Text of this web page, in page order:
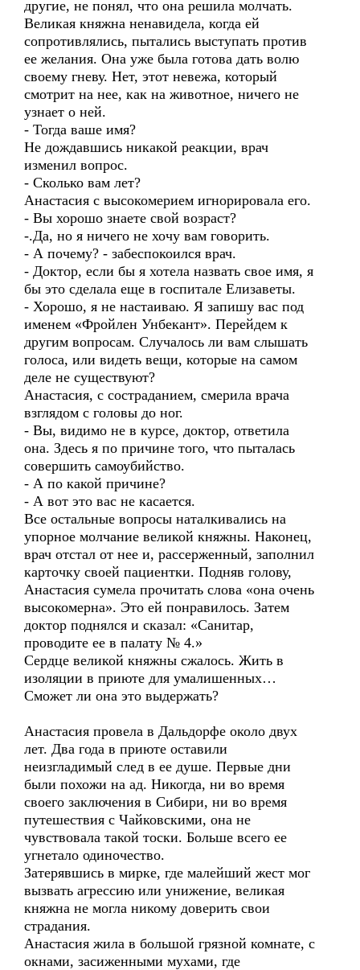
другие, не понял, что она решила молчать.
Великая княжна ненавидела, когда ей
сопротивлялись, пытались выступать против
ее желания. Она уже была готова дать волю
своему гневу. Нет, этот невежа, который
смотрит на нее, как на животное, ничего не
узнает о ней.
- Тогда ваше имя?
Не дождавшись никакой реакции, врач
изменил вопрос.
- Сколько вам лет?
Анастасия с высокомерием игнорировала его.
- Вы хорошо знаете свой возраст?
-.Да, но я ничего не хочу вам говорить.
- А почему? - забеспокоился врач.
- Доктор, если бы я хотела назвать свое имя, я
бы это сделала еще в госпитале Елизаветы.
- Хорошо, я не настаиваю. Я запишу вас под
именем «Фройлен Унбекант». Перейдем к
другим вопросам. Случалось ли вам слышать
голоса, или видеть вещи, которые на самом
деле не существуют?
Анастасия, с состраданием, смерила врача
взглядом с головы до ног.
- Вы, видимо не в курсе, доктор, ответила
она. Здесь я по причине того, что пыталась
совершить самоубийство.
- А по какой причине?
- А вот это вас не касается.
Все остальные вопросы наталкивались на
упорное молчание великой княжны. Наконец,
врач отстал от нее и, рассерженный, заполнил
карточку своей пациентки. Подняв голову,
Анастасия сумела прочитать слова «она очень
высокомерна». Это ей понравилось. Затем
доктор поднялся и сказал: «Санитар,
проводите ее в палату № 4.»
Сердце великой княжны сжалось. Жить в
изоляции в приюте для умалишенных…
Сможет ли она это выдержать?
Анастасия провела в Дальдорфе около двух
лет. Два года в приюте оставили
неизгладимый след в ее душе. Первые дни
были похожи на ад. Никогда, ни во время
своего заключения в Сибири, ни во время
путешествия с Чайковскими, она не
чувствовала такой тоски. Больше всего ее
угнетало одиночество.
Затерявшись в мирке, где малейший жест мог
вызвать агрессию или унижение, великая
княжна не могла никому доверить свои
страдания.
Анастасия жила в большой грязной комнате, с
окнами, засиженными мухами, где